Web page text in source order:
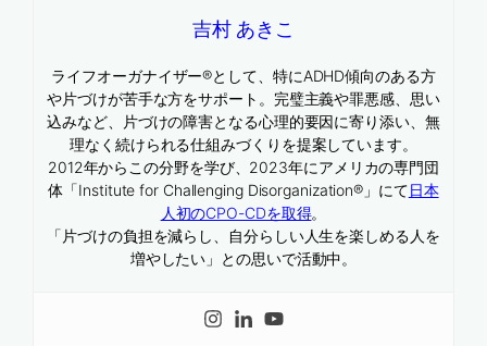
吉村 あきこ
ライフオーガナイザー®として、特にADHD傾向のある方
や片づけが苦手な方をサポート。完璧主義や罪悪感、思い
込みなど、片づけの障害となる心理的要因に寄り添い、無
理なく続けられる仕組みづくりを提案しています。
2012年からこの分野を学び、2023年にアメリカの専門団
体「Institute for Challenging Disorganization®」にて日本
人初のCPO-CDを取得。
「片づけの負担を減らし、自分らしい人生を楽しめる人を
増やしたい」との思いで活動中。